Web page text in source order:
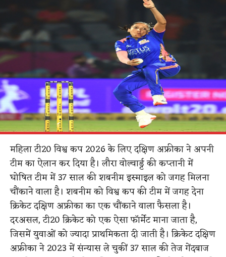
महिला टी20 विश्व कप 2026 के लिए दक्षिण अफ्रीका ने अपनी
टीम का ऐलान कर दिया है। लौरा वोल्वार्ड्ट की कप्तानी में
घोषित टीम में 37 साल की शबनीम इस्माइल को जगह मिलना
चौंकाने वाला है। शबनीम को विश्व कप की टीम में जगह देना
क्रिकेट दक्षिण अफ्रीका का एक चौंकाने वाला फैसला है।
दरअसल, टी20 क्रिकेट को एक ऐसा फॉर्मेट माना जाता है,
जिसमें युवाओं को ज्यादा प्राथमिकता दी जाती है। क्रिकेट दक्षिण
अफ्रीका ने 2023 में संन्यास ले चुकीं 37 साल की तेज गेंदबाज